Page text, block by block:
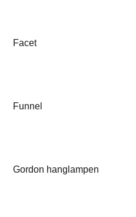
Facet
Funnel
Gordon hanglampen